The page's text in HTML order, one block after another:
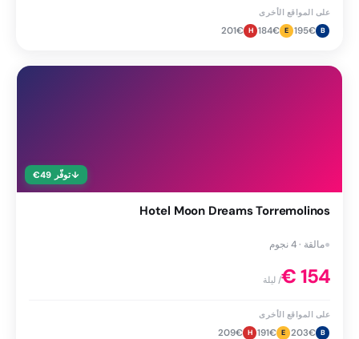
على المواقع الأخرى
B
195€
E
184€
H
201€
↓توفّر 49
€
Hotel Moon Dreams Torremolinos
●مالقة · 4 نجوم
154
€/ ليلة
على المواقع الأخرى
B
203€
E
191€
H
209€